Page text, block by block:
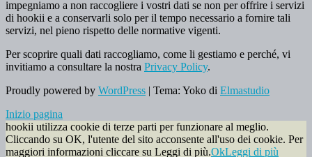
impegniamo a non raccogliere i vostri dati se non per offrire i servizi
di hookii e a conservarli solo per il tempo necessario a fornire tali
servizi, nel pieno rispetto delle normative vigenti.
Per scoprire quali dati raccogliamo, come li gestiamo e perché, vi
invitiamo a consultare la nostra Privacy Policy.
Proudly powered by WordPress | Tema: Yoko di Elmastudio
Inizio pagina
hookii utilizza cookie di terze parti per funzionare al meglio.
Cliccando su OK, l'utente del sito acconsente all'uso dei cookie. Per
maggiori informazioni cliccare su Leggi di più.OkLeggi di più